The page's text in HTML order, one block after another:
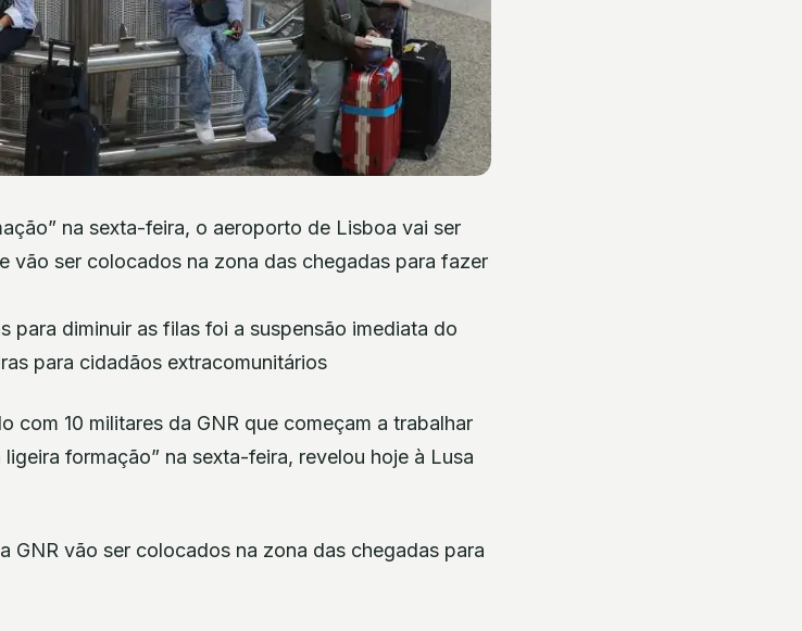
na sexta-feira, o aeroporto de Lisboa vai ser
vão ser colocados na zona das chegadas para fazer
para diminuir as filas foi a suspensão imediata do
para cidadãos extracomunitários
com 10 militares da GNR que começam a trabalhar
formação” na sexta-feira, revelou hoje à Lusa
GNR vão ser colocados na zona das chegadas para